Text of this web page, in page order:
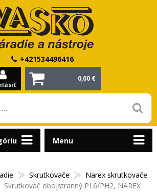
+421534496416
0,00 €
Skrutkovače
Narex skrutkovače
Skrutkovač obojstranný PL6/PH2, NAREX
Menu